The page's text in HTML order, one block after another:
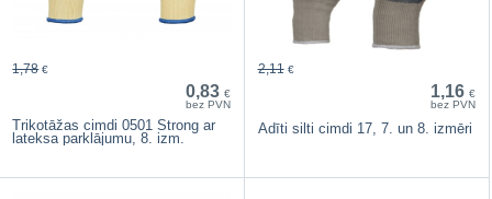
0,83 €
bez PVN
1,78 €
Trikotāžas cimdi 0501 Strong ar
lateksa parklājumu, 8. izm.
1,16 €
bez PVN
2,11 €
Adīti silti cimdi 17, 7. un 8. izmēri